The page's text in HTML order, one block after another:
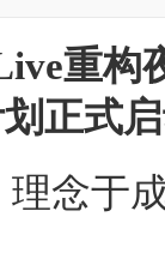
重构
正式
念于